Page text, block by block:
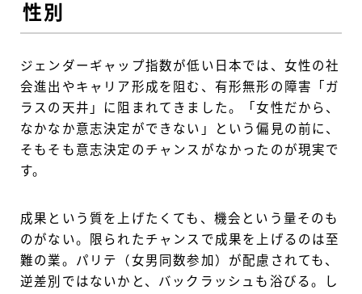
性別
ジェンダーギャップ指数が低い日本では、女性の社
会進出やキャリア形成を阻む、有形無形の障害「ガ
ラスの天井」に阻まれてきました。「女性だから、
なかなか意志決定ができない」という偏見の前に、
そもそも意志決定のチャンスがなかったのが現実で
す。
成果という質を上げたくても、機会という量そのも
のがない。限られたチャンスで成果を上げるのは至
難の業。パリテ（女男同数参加）が配慮されても、
逆差別ではないかと、バックラッシュも浴びる。し